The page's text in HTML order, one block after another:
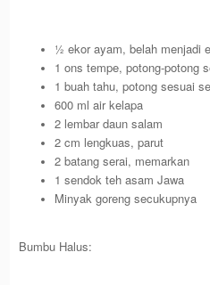
½ ekor ayam, belah menjadi
1 ons tempe, potong-potong
1 buah tahu, potong sesuai
600 ml air kelapa
2 lembar daun salam
2 cm lengkuas, parut
2 batang serai, memarkan
1 sendok teh asam Jawa
Minyak goreng secukupnya
Bumbu Halus: